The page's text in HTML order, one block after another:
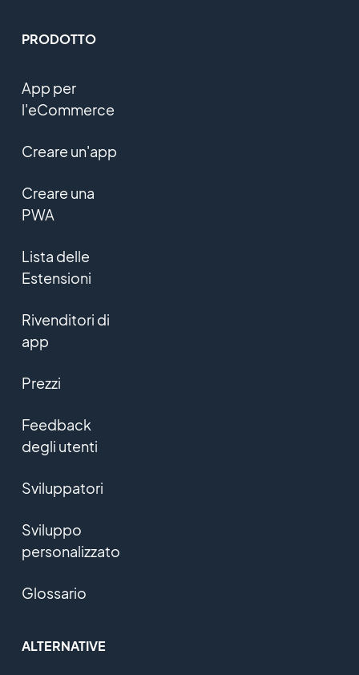
PRODOTTO
App per
l'eCommerce
Creare un'app
Creare una
PWA
Lista delle
Estensioni
Rivenditori di
app
Prezzi
Feedback
degli utenti
Sviluppatori
Sviluppo
personalizzato
Glossario
ALTERNATIVE